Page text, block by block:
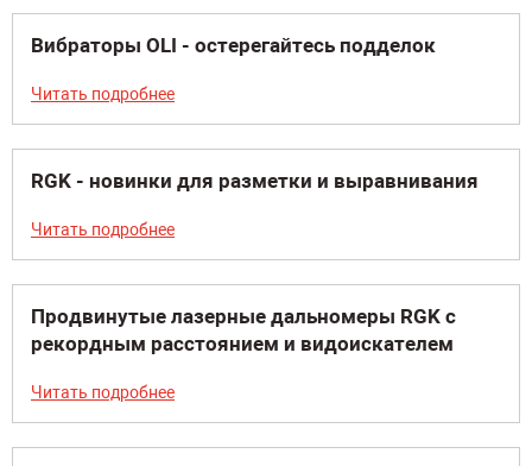
Вибраторы OLI - остерегайтесь подделок
Читать подробнее
RGK - новинки для разметки и выравнивания
Читать подробнее
Продвинутые лазерные дальномеры RGK с
рекордным расстоянием и видоискателем
Читать подробнее